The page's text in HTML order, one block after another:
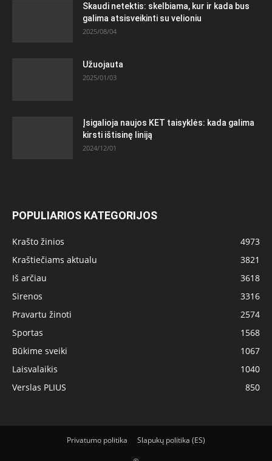
Skaudi netektis: skelbiama, kur ir kada bus
galima atsisveikinti su velioniu
2025/08/04
Užuojauta
2025/01/03
Įsigalioja naujos KET taisyklės: kada galima
kirsti ištisinę liniją
2024/12/01
POPULIARIOS KATEGORIJOS
Krašto žinios
4973
Kraštiečiams aktualu
3821
Iš arčiau
3618
Sirenos
3316
Pravartu žinoti
2574
Sportas
1568
Būkime sveiki
1067
Laisvalaikis
1040
Verslas PLIUS
850
Privatumo politika Slapukų politika (ES)